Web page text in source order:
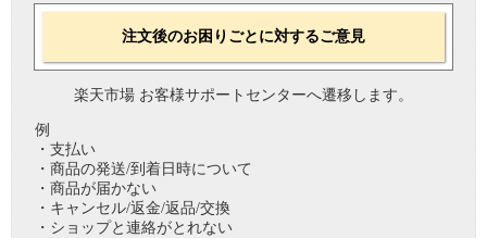
注文後のお困りごとに対するご意見
楽天市場 お客様サポートセンターへ遷移します。
例
・支払い
・商品の発送/到着日時について
・商品が届かない
・キャンセル/返金/返品/交換
・ショップと連絡がとれない